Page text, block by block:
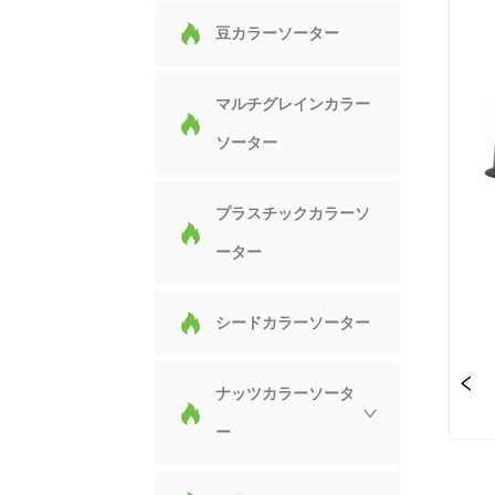
豆カラーソーター
マルチグレインカラー
ソーター
プラスチックカラーソ
ーター
シードカラーソーター
ナッツカラーソータ
ー